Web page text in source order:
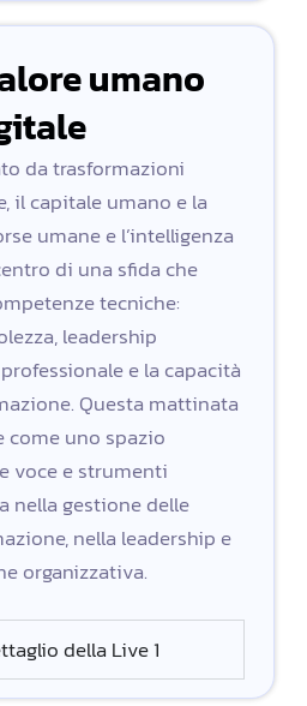
umano
da trasformazioni
il capitale umano e la
umane e l’intelligenza
di una sfida che
tecniche:
leadership
e la capacità
Questa mattinata
come uno spazio
voce e strumenti
nella gestione delle
nella leadership e
organizzativa.
della Live 1